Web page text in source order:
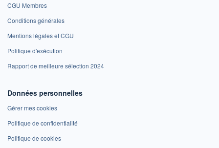
CGU Membres
Conditions générales
Mentions légales et CGU
Politique d'exécution
Rapport de meilleure sélection 2024
Données personnelles
Gérer mes cookies
Politique de confidentialité
Politique de cookies